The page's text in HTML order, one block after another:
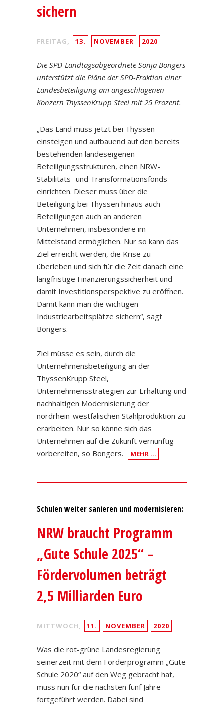
sichern
FREITAG, 13. NOVEMBER 2020
Die SPD-Landtagsabgeordnete Sonja Bongers
unterstützt die Pläne der SPD-Fraktion einer
Landesbeteiligung am angeschlagenen
Konzern ThyssenKrupp Steel mit 25 Prozent.
„Das Land muss jetzt bei Thyssen
einsteigen und aufbauend auf den bereits
bestehenden landeseigenen
Beteiligungsstrukturen, einen NRW-
Stabilitäts- und Transformationsfonds
einrichten. Dieser muss über die
Beteiligung bei Thyssen hinaus auch
Beteiligungen auch an anderen
Unternehmen, insbesondere im
Mittelstand ermöglichen. Nur so kann das
Ziel erreicht werden, die Krise zu
überleben und sich für die Zeit danach eine
langfristige Finanzierungssicherheit und
damit Investitionsperspektive zu eröffnen.
Damit kann man die wichtigen
Industriearbeitsplätze sichern“, sagt
Bongers.
Ziel müsse es sein, durch die
Unternehmensbeteiligung an der
ThyssenKrupp Steel,
Unternehmensstrategien zur Erhaltung und
nachhaltigen Modernisierung der
nordrhein-westfälischen Stahlproduktion zu
erarbeiten. Nur so könne sich das
Unternehmen auf die Zukunft vernünftig
vorbereiten, so Bongers.
MEHR …
Schulen weiter sanieren und modernisieren:
NRW braucht Programm
„Gute Schule 2025“ –
Fördervolumen beträgt
2,5 Milliarden Euro
MITTWOCH, 11. NOVEMBER 2020
Was die rot-grüne Landesregierung
seinerzeit mit dem Förderprogramm „Gute
Schule 2020“ auf den Weg gebracht hat,
muss nun für die nächsten fünf Jahre
fortgeführt werden. Dabei sind